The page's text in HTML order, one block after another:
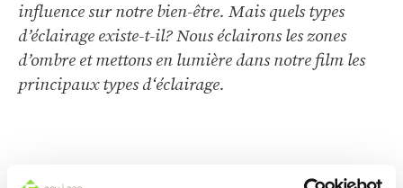
influence sur notre bien-être. Mais quels types
d’éclairage existe-t-il? Nous éclairons les zones
d’ombre et mettons en lumière dans notre film les
principaux types d‘éclairage.